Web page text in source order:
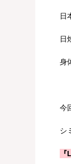
日
日
身
今
シ